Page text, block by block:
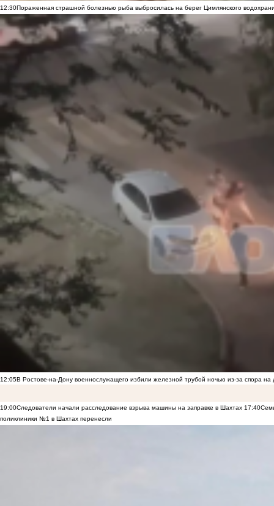
12:30Пораженная страшной болезнью рыба выбросилась на берег Цимлянского
12:05В Ростове-на-Дону военнослужащего избили железной трубой ночью из-за спора на
19:00Следователи начали расследование взрыва машины на заправке в Шахтах 17:40
поликлиники №1 в Шахтах перенесли